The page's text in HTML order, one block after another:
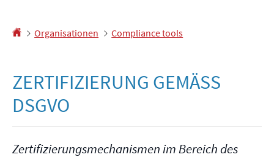
Startseite
Organisationen Compliance tools
ZERTIFIZIERUNG GEMÄSS D
SGVO
Zertifizierungsmechanismen im Bereich des